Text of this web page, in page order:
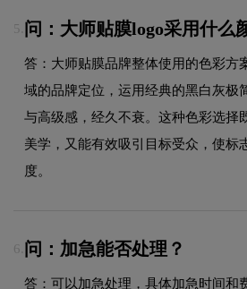
5. 问：大师贴膜logo采用什么
答：大师贴膜品牌整体使用的色彩方
域的品牌定位，运用经典的黑白灰极
与高级感，经久不衰。这种色彩选择
美学，又能有效吸引目标受众，使标
度。
6. 问：加急能否处理？
答：可以加急处理，具体加急时间和